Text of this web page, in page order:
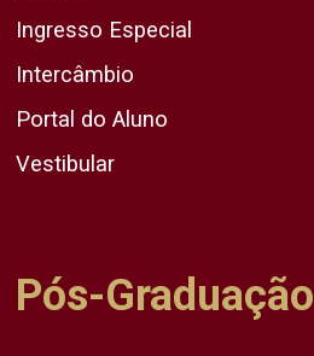
Ingresso Especial
Intercâmbio
Portal do Aluno
Vestibular
Pós-Graduação